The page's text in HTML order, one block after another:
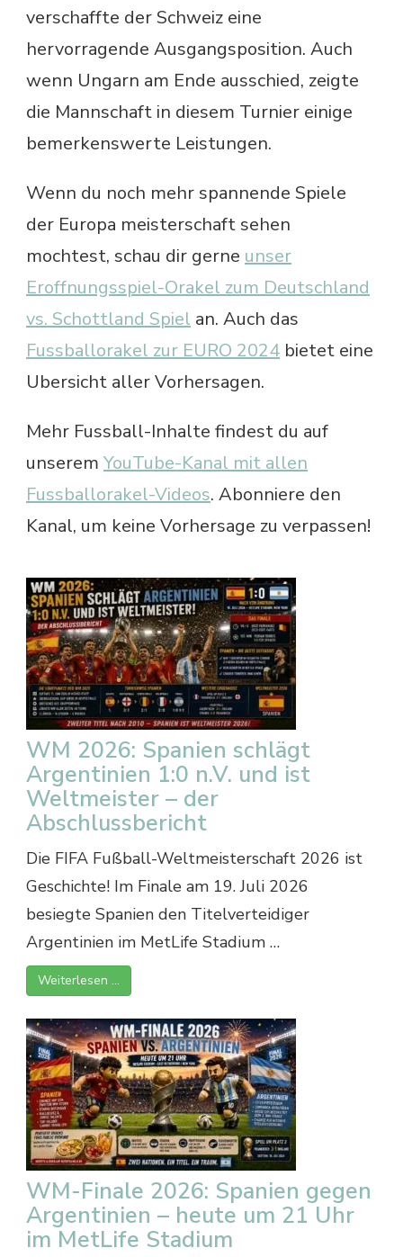
verschaffte der Schweiz eine
hervorragende Ausgangsposition. Auch
wenn Ungarn am Ende ausschied, zeigte
die Mannschaft in diesem Turnier einige
bemerkenswerte Leistungen.
Wenn du noch mehr spannende Spiele
der Europa meisterschaft sehen
mochtest, schau dir gerne unser
Eroffnungsspiel-Orakel zum Deutschland
vs. Schottland Spiel an. Auch das
Fussballorakel zur EURO 2024 bietet eine
Ubersicht aller Vorhersagen.
Mehr Fussball-Inhalte findest du auf
unserem YouTube-Kanal mit allen
Fussballorakel-Videos. Abonniere den
Kanal, um keine Vorhersage zu verpassen!
WM 2026: Spanien schlägt
Argentinien 1:0 n.V. und ist
Weltmeister – der
Abschlussbericht
Die FIFA Fußball-Weltmeisterschaft 2026 ist
Geschichte! Im Finale am 19. Juli 2026
besiegte Spanien den Titelverteidiger
Argentinien im MetLife Stadium …
Weiterlesen …
WM-Finale 2026: Spanien gegen
Argentinien – heute um 21 Uhr
im MetLife Stadium